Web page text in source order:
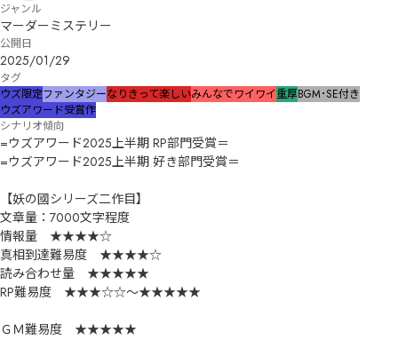
ジャンル
マーダーミステリー
公開日
2025/01/29
タグ
ウズ限定ファンタジーなりきって楽しいみんなでワイワイ重厚BGM･SE付き
ウズアワード受賞作
シナリオ傾向
=ウズアワード2025上半期 RP部門受賞＝
=ウズアワード2025上半期 好き部門受賞＝
【妖の國シリーズ二作目】
文章量：7000文字程度
情報量　★★★★☆
真相到達難易度　★★★★☆
読み合わせ量　★★★★★
RP難易度　★★★☆☆～★★★★★
ＧＭ難易度　★★★★★